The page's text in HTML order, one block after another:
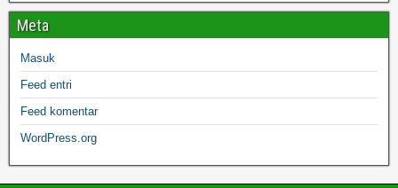
Meta
Masuk
Feed entri
Feed komentar
WordPress.org